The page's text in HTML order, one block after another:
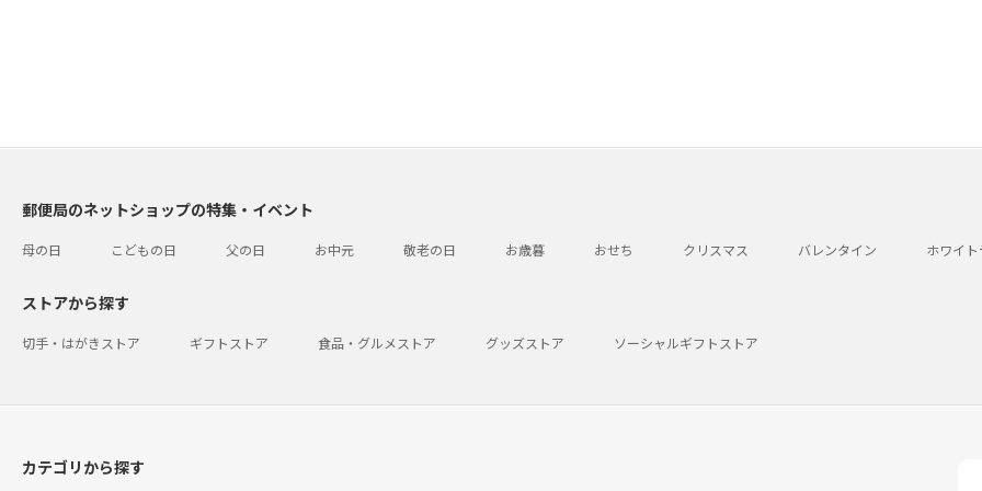
郵便局のネットショップの特集・イベント
母の日 こどもの日 父の日 お中元 敬老の日 お歳暮 おせち クリスマス バレンタイン ホワイ
ストアから探す
切手・はがきストア ギフトストア 食品・グルメストア グッズストア ソーシャルギフトストア
カテゴリから探す